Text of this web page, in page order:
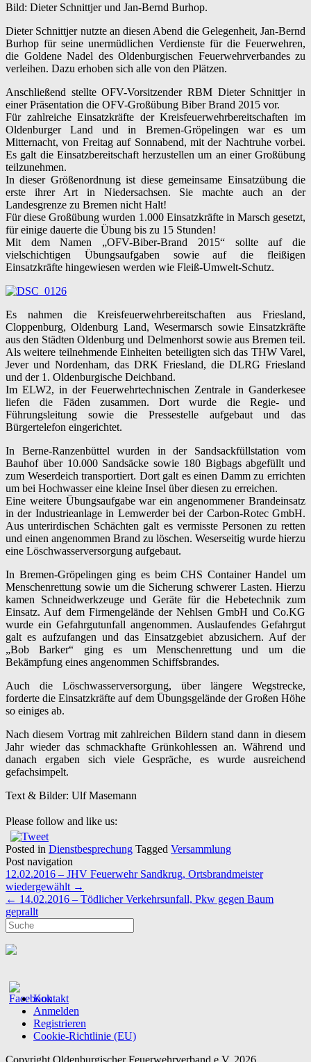
Bild: Dieter Schnittjer und Jan-Bernd Burhop.
Dieter Schnittjer nutzte an diesen Abend die Gelegenheit, Jan-Bernd
Burhop für seine unermüdlichen Verdienste für die Feuerwehren,
die Goldene Nadel des Oldenburgischen Feuerwehrverbandes zu
verleihen. Dazu erhoben sich alle von den Plätzen.
Anschließend stellte OFV-Vorsitzender RBM Dieter Schnittjer in
einer Präsentation die OFV-Großübung Biber Brand 2015 vor.
Für zahlreiche Einsatzkräfte der Kreisfeuerwehrbereitschaften im
Oldenburger Land und in Bremen-Gröpelingen war es um
Mitternacht, von Freitag auf Sonnabend, mit der Nachtruhe vorbei.
Es galt die Einsatzbereitschaft herzustellen um an einer Großübung
teilzunehmen.
In dieser Größenordnung ist diese gemeinsame Einsatzübung die
erste ihrer Art in Niedersachsen. Sie machte auch an der
Landesgrenze zu Bremen nicht Halt!
Für diese Großübung wurden 1.000 Einsatzkräfte in Marsch gesetzt,
für einige dauerte die Übung bis zu 15 Stunden!
Mit dem Namen „OFV-Biber-Brand 2015“ sollte auf die
vielschichtigen Übungsaufgaben sowie auf die fleißigen
Einsatzkräfte hingewiesen werden wie Fleiß-Umwelt-Schutz.
Es nahmen die Kreisfeuerwehrbereitschaften aus Friesland,
Cloppenburg, Oldenburg Land, Wesermarsch sowie Einsatzkräfte
aus den Städten Oldenburg und Delmenhorst sowie aus Bremen teil.
Als weitere teilnehmende Einheiten beteiligten sich das THW Varel,
Jever und Nordenham, das DRK Friesland, die DLRG Friesland
und der 1. Oldenburgische Deichband.
Im ELW2, in der Feuerwehrtechnischen Zentrale in Ganderkesee
liefen die Fäden zusammen. Dort wurde die Regie- und
Führungsleitung sowie die Pressestelle aufgebaut und das
Bürgertelefon eingerichtet.
In Berne-Ranzenbüttel wurden in der Sandsackfüllstation vom
Bauhof über 10.000 Sandsäcke sowie 180 Bigbags abgefüllt und
zum Weserdeich transportiert. Dort galt es einen Damm zu errichten
um bei Hochwasser eine kleine Insel über diesen zu erreichen.
Eine weitere Übungsaufgabe war ein angenommener Brandeinsatz
in der Industrieanlage in Lemwerder bei der Carbon-Rotec GmbH.
Aus unterirdischen Schächten galt es vermisste Personen zu retten
und einen angenommen Brand zu löschen. Weserseitig wurde hierzu
eine Löschwasserversorgung aufgebaut.
In Bremen-Gröpelingen ging es beim CHS Container Handel um
Menschenrettung sowie um die Sicherung schwerer Lasten. Hierzu
kamen Schneidwerkzeuge und Geräte für die Hebetechnik zum
Einsatz. Auf dem Firmengelände der Nehlsen GmbH und Co.KG
wurde ein Gefahrgutunfall angenommen. Auslaufendes Gefahrgut
galt es aufzufangen und das Einsatzgebiet abzusichern. Auf der
„Bob Barker“ ging es um Menschenrettung und um die
Bekämpfung eines angenommen Schiffsbrandes.
Auch die Löschwasserversorgung, über längere Wegstrecke,
forderte die Einsatzkräfte auf dem Übungsgelände der Großen Höhe
so einiges ab.
Nach diesem Vortrag mit zahlreichen Bildern stand dann in diesem
Jahr wieder das schmackhafte Grünkohlessen an. Während und
danach ergaben sich viele Gespräche, es wurde ausreichend
gefachsimpelt.
Text & Bilder: Ulf Masemann
Please follow and like us:
Posted in Dienstbesprechung Tagged Versammlung
Post navigation
12.02.2016 – JHV Feuerwehr Sandkrug, Ortsbrandmeister
wiedergewählt →
← 14.02.2016 – Tödlicher Verkehrsunfall, Pkw gegen Baum
geprallt
Kontakt
Anmelden
Registrieren
Cookie-Richtlinie (EU)